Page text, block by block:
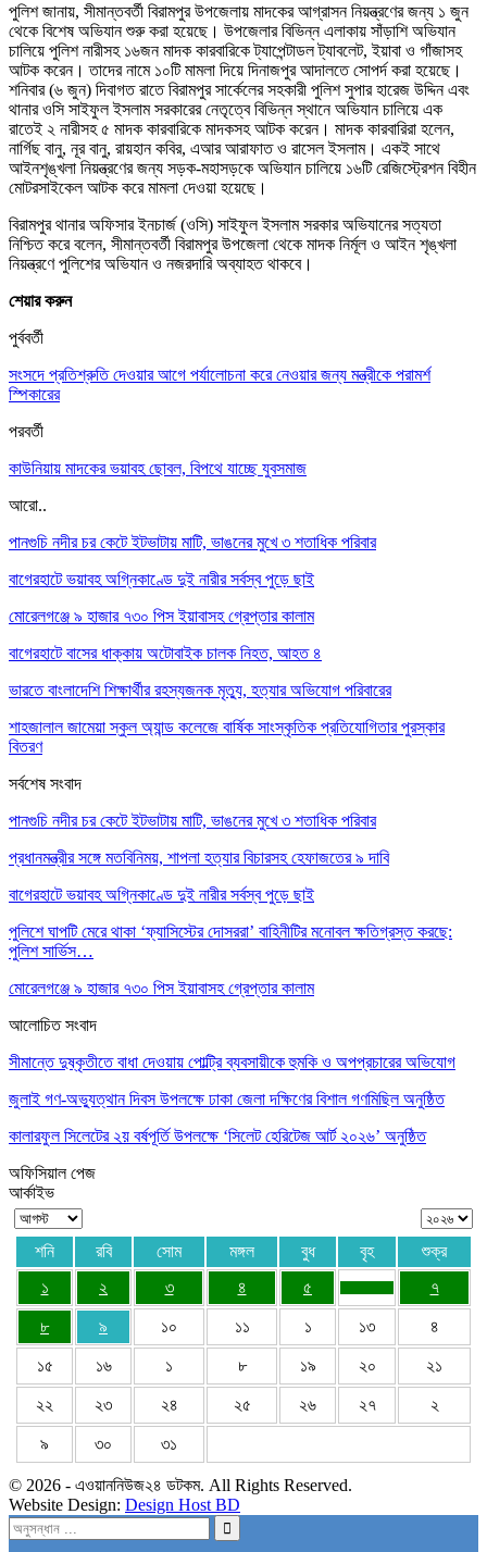
পুলিশ জানায়, সীমান্তবর্তী বিরামপুর উপজেলায় মাদকের আগ্রাসন নিয়ন্ত্রণের জন্য ১ জুন
থেকে বিশেষ অভিযান শুরু করা হয়েছে। উপজেলার বিভিন্ন এলাকায় সাঁড়াশি অভিযান
চালিয়ে পুলিশ নারীসহ ১৬জন মাদক কারবারিকে ট্যাপেন্টাডল ট্যাবলেট, ইয়াবা ও গাঁজাসহ
আটক করেন। তাদের নামে ১০টি মামলা দিয়ে দিনাজপুর আদালতে সোপর্দ করা হয়েছে।
শনিবার (৬ জুন) দিবাগত রাতে বিরামপুর সার্কেলের সহকারী পুলিশ সুপার হারেজ উদ্দিন এবং
থানার ওসি সাইফুল ইসলাম সরকারের নেতৃত্বে বিভিন্ন স্থানে অভিযান চালিয়ে এক
রাতেই ২ নারীসহ ৫ মাদক কারবারিকে মাদকসহ আটক করেন। মাদক কারবারিরা হলেন,
নার্গিছ বানু, নূর বানু, রায়হান কবির, এআর আরাফাত ও রাসেল ইসলাম। একই সাথে
আইনশৃঙ্খলা নিয়ন্ত্রণের জন্য সড়ক-মহাসড়কে অভিযান চালিয়ে ১৬টি রেজিস্ট্রেশন বিহীন
মোটরসাইকেল আটক করে মামলা দেওয়া হয়েছে।
বিরামপুর থানার অফিসার ইনচার্জ (ওসি) সাইফুল ইসলাম সরকার অভিযানের সত্যতা
নিশ্চিত করে বলেন, সীমান্তবর্তী বিরামপুর উপজেলা থেকে মাদক নির্মূল ও আইন শৃঙ্খলা
নিয়ন্ত্রণে পুলিশের অভিযান ও নজরদারি অব্যাহত থাকবে।
শেয়ার করুন
পুর্ববর্তী
সংসদে প্রতিশ্রুতি দেওয়ার আগে পর্যালোচনা করে নেওয়ার জন্য মন্ত্রীকে পরামর্শ
স্পিকারের
পরবর্তী
কাউনিয়ায় মাদকের ভয়াবহ ছোবল, বিপথে যাচ্ছে যুবসমাজ
আরো..
পানগুচি নদীর চর কেটে ইটভাটায় মাটি, ভাঙনের মুখে ৩ শতাধিক পরিবার
বাগেরহাটে ভয়াবহ অগ্নিকাণ্ডে দুই নারীর সর্বস্ব পুড়ে ছাই
মোরেলগঞ্জে ৯ হাজার ৭৩০ পিস ইয়াবাসহ গ্রেপ্তার কালাম
বাগেরহাটে বাসের ধাক্কায় অটোবাইক চালক নিহত, আহত ৪
ভারতে বাংলাদেশি শিক্ষার্থীর রহস্যজনক মৃত্যু, হত্যার অভিযোগ পরিবারের
শাহজালাল জামেয়া স্কুল অ্যান্ড কলেজে বার্ষিক সাংস্কৃতিক প্রতিযোগিতার পুরস্কার
বিতরণ
সর্বশেষ সংবাদ
পানগুচি নদীর চর কেটে ইটভাটায় মাটি, ভাঙনের মুখে ৩ শতাধিক পরিবার
প্রধানমন্ত্রীর সঙ্গে মতবিনিময়, শাপলা হত্যার বিচারসহ হেফাজতের ৯ দাবি
বাগেরহাটে ভয়াবহ অগ্নিকাণ্ডে দুই নারীর সর্বস্ব পুড়ে ছাই
পুলিশে ঘাপটি মেরে থাকা ‘ফ্যাসিস্টের দোসররা’ বাহিনীটির মনোবল ক্ষতিগ্রস্ত করছে:
পুলিশ সার্ভিস…
মোরেলগঞ্জে ৯ হাজার ৭৩০ পিস ইয়াবাসহ গ্রেপ্তার কালাম
আলোচিত সংবাদ
সীমান্তে দুষ্কৃতীতে বাধা দেওয়ায় পোল্ট্রি ব্যবসায়ীকে হুমকি ও অপপ্রচারের অভিযোগ
জুলাই গণ-অভ্যুত্থান দিবস উপলক্ষে ঢাকা জেলা দক্ষিণের বিশাল গণমিছিল অনুষ্ঠিত
কালারফুল সিলেটের ২য় বর্ষপূর্তি উপলক্ষে ‘সিলেট হেরিটেজ আর্ট ২০২৬’ অনুষ্ঠিত
অফিসিয়াল পেজ
আর্কাইভ
শনি রবি সোম মঙ্গল বুধ বৃহ
শুক্র
১
২ ৩ ৪ ৫ ৭
৮ ৯ ১০ ১১ ১ ১৩ ৪
১৫ ১৬ ১ ৮ ১৯ ২০ ২১
২২ ২৩ ২৪ ২৫ ২৬ ২৭ ২
৯ ৩০ ৩১
© 2026 - এওয়াননিউজ২৪ ডটকম. All Rights Reserved.
Website Design: Design Host BD